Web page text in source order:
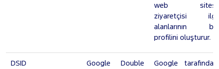
web sitesi
ziyaretçisi ilgi
alanlarının bir
profilini oluşturur.
DSID
Google Double
Google tarafından